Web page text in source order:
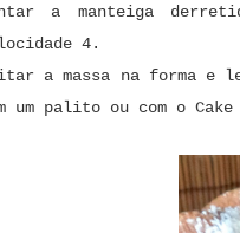
a manteiga
4.
a massa na forma e
um palito ou com o